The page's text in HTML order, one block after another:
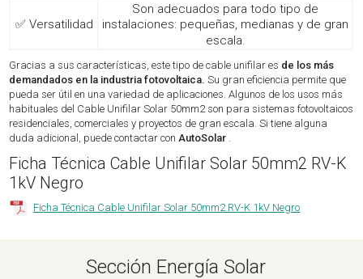
✅ Versatilidad
Son adecuados para todo tipo de
instalaciones: pequeñas, medianas y de gran
escala.
Gracias a sus características, este tipo de cable unifilar es de los más
demandados en la industria fotovoltaica. Su gran eficiencia permite que
pueda ser útil en una variedad de aplicaciones. Algunos de los usos más
habituales del Cable Unifilar Solar 50mm2 son para sistemas fotovoltaicos
residenciales, comerciales y proyectos de gran escala. Si tiene alguna
duda adicional, puede contactar con AutoSolar
Ficha Técnica Cable Unifilar Solar 50mm2 RV-K
1kV Negro
Ficha Técnica Cable Unifilar Solar 50mm2 RV-K 1kV Negro
Sección Energía Solar